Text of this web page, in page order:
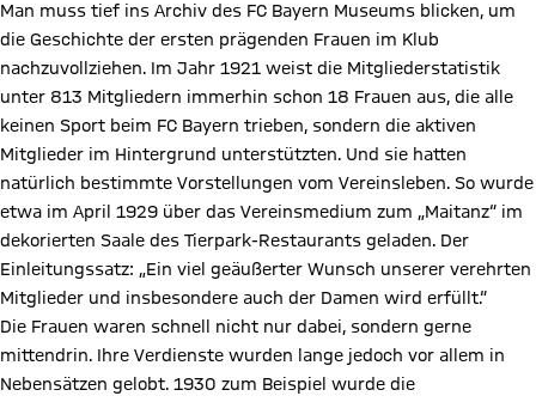
Man muss tief ins Archiv des FC Bayern Museums blicken, um
die Geschichte der ersten prägenden Frauen im Klub
nachzuvollziehen. Im Jahr 1921 weist die Mitgliederstatistik
unter 813 Mitgliedern immerhin schon 18 Frauen aus, die alle
keinen Sport beim FC Bayern trieben, sondern die aktiven
Mitglieder im Hintergrund unterstützten. Und sie hatten
natürlich bestimmte Vorstellungen vom Vereinsleben. So wurde
etwa im April 1929 über das Vereinsmedium zum „Maitanz“ im
dekorierten Saale des Tierpark-Restaurants geladen. Der
Einleitungssatz: „Ein viel geäußerter Wunsch unserer verehrten
Mitglieder und insbesondere auch der Damen wird erfüllt.“
Die Frauen waren schnell nicht nur dabei, sondern gerne
mittendrin. Ihre Verdienste wurden lange jedoch vor allem in
Nebensätzen gelobt. 1930 zum Beispiel wurde die